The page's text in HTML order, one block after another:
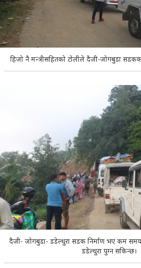
हिजो नै मन्त्रीसहितको टोलीले दैजी-जोगबुडा
दैजी- जोगबुडा- डडेल्धुरा सडक निर्माण भए कम
डडेल्धुरा पुग्न सकिन्छ।